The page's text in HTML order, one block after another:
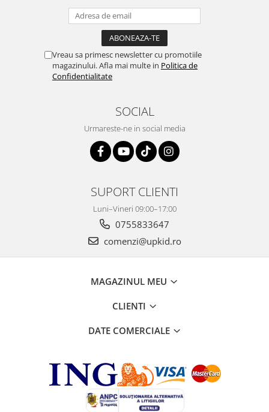
Vreau sa primesc newsletter cu promotiile
magazinului. Afla mai multe in Politica de
Confidentialitate
SOCIAL
Urmareste-ne in social media
SUPORT CLIENTI
Luni–Vineri 09:00–17:00
0755833647
comenzi@upkid.ro
MAGAZINUL MEU
CLIENTI
DATE COMERCIALE